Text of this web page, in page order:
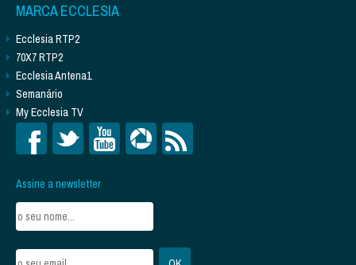
MARCA ECCLESIA
Ecclesia RTP2
70X7 RTP2
Ecclesia Antena1
Semanário
My Ecclesia TV
Assine a newsletter